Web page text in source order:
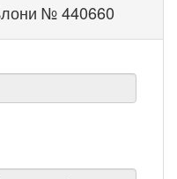
№ 440660